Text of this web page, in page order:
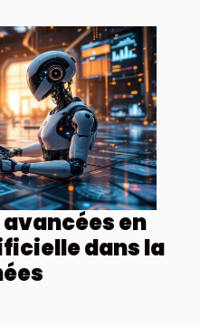
en
dans la